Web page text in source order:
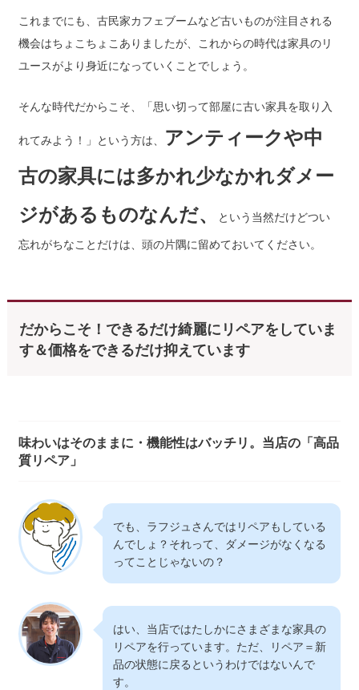
これまでにも、古民家カフェブームなど古いものが注目される
機会はちょこちょこありましたが、これからの時代は家具のリ
ユースがより身近になっていくことでしょう。
そんな時代だからこそ、「思い切って部屋に古い家具を取り入
れてみよう！」という方は、
アンティークや中
古の家具には多かれ少なかれダメー
ジがあるものなんだ、
という当然だけどつい
忘れがちなことだけは、頭の片隅に留めておいてください。
だからこそ！できるだけ綺麗にリペアをしていま
す＆価格をできるだけ抑えています
味わいはそのままに・機能性はバッチリ。当店の「高品
質リペア」
でも、ラフジュさんではリペアもしている
んでしょ？それって、ダメージがなくなる
ってことじゃないの？
はい、当店ではたしかにさまざまな家具の
リペアを行っています。ただ、リペア＝新
品の状態に戻るというわけではないんで
す。